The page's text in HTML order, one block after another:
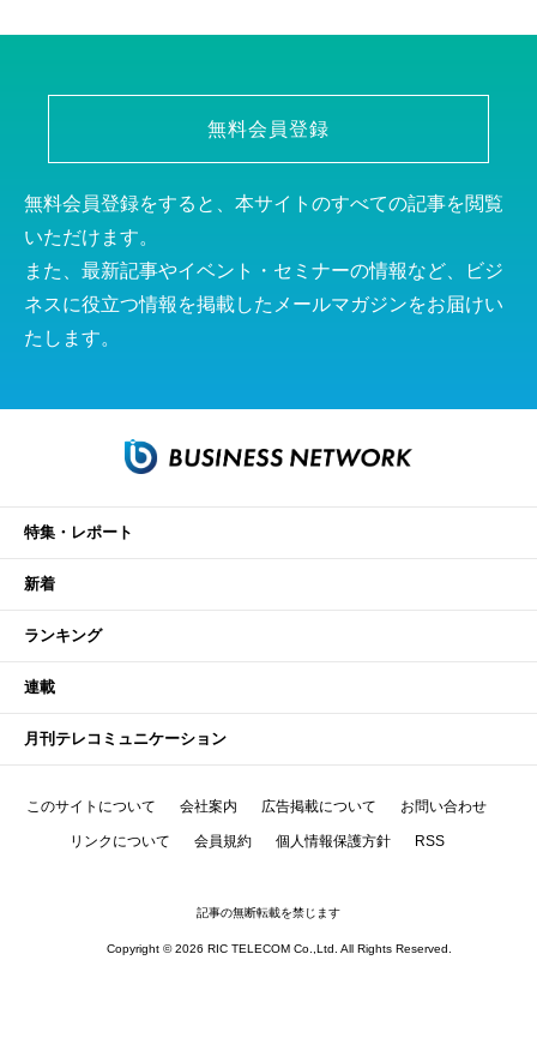
無料会員登録
無料会員登録をすると、本サイトのすべての記事を閲覧
いただけます。
また、最新記事やイベント・セミナーの情報など、ビジ
ネスに役立つ情報を掲載したメールマガジンをお届けい
たします。
特集・レポート
新着
ランキング
連載
月刊テレコミュニケーション
このサイトについて 会社案内 広告掲載について お問い合わせ
リンクについて 会員規約 個人情報保護方針 RSS
記事の無断転載を禁じます
Copyright © 2026 RIC TELECOM Co.,Ltd. All Rights Reserved.